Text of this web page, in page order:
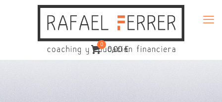
0
0,00 €